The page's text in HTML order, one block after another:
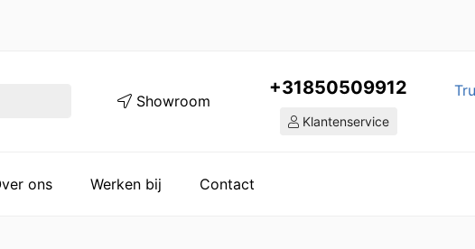
Showroom
+31850509912
Klantenservice
ons Werken bij Contact